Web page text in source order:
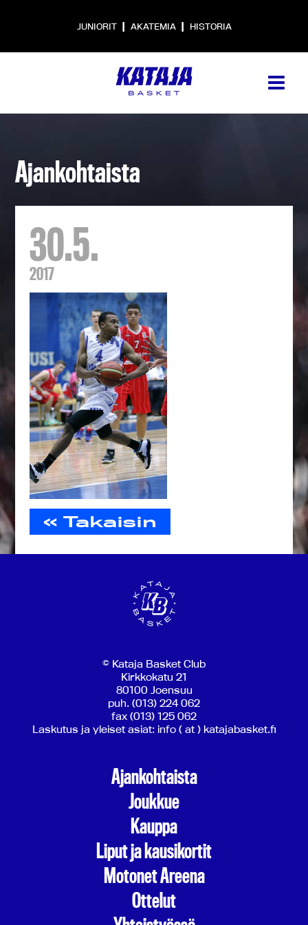
JUNIORIT | AKATEMIA | HISTORIA
Ajankohtaista
30.5.
2017
« Takaisin
© Kataja Basket Club
Kirkkokatu 21
80100 Joensuu
puh. (013) 224 062
fax (013) 125 062
Laskutus ja yleiset asiat: info ( at ) katajabasket.fi
Ajankohtaista
Joukkue
Kauppa
Liput ja kausikortit
Motonet Areena
Ottelut